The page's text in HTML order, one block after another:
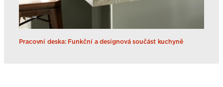
Pracovní deska: Funkční a designová součást kuchyně